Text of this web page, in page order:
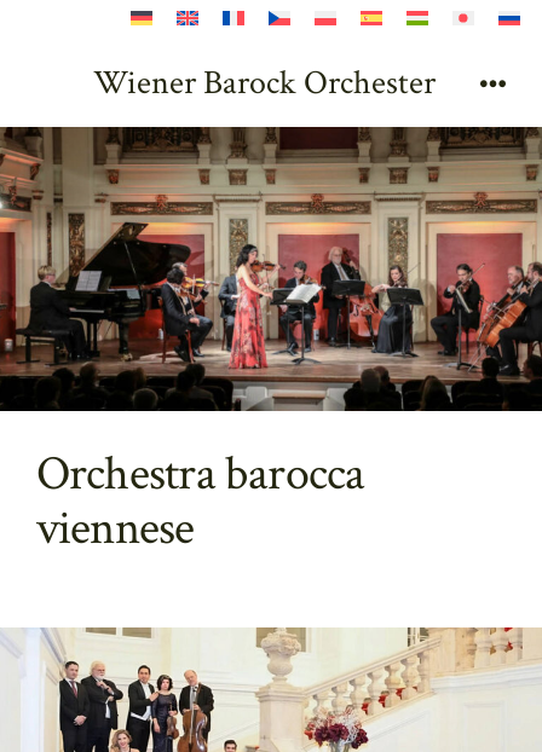
Wiener Barock Orchester
Orchestra barocca
viennese